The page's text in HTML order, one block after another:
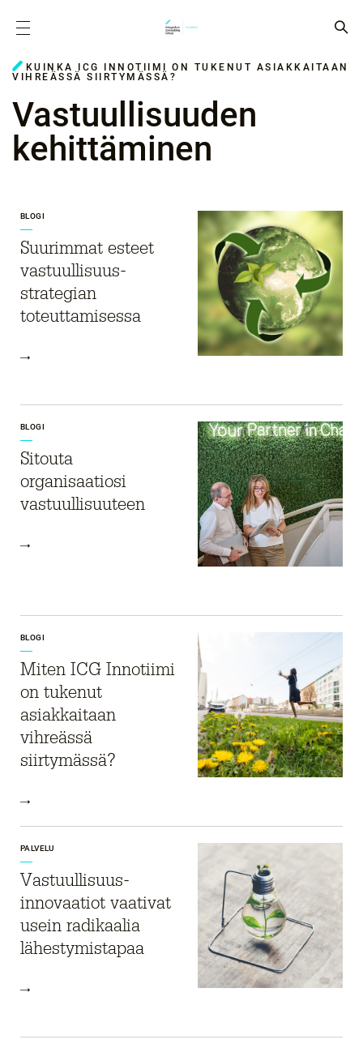
KUINKA ICG INNOTIIMI ON TUKENUT ASIAKKAITAAN
VIHREÄSSÄ SIIRTYMÄSSÄ?
Vastuullisuuden
kehittäminen
BLOGI
Suurimmat esteet
vastuullisuus­
strategian
toteuttamisessa
BLOGI
Sitouta
organisaatiosi
vastuullisuuteen
BLOGI
Miten ICG Innotiimi
on tukenut
asiakkaitaan
vihreässä
siirtymässä?
PALVELU
Vastuullisuus­
innovaatiot vaativat
usein radikaalia
lähestymistapaa